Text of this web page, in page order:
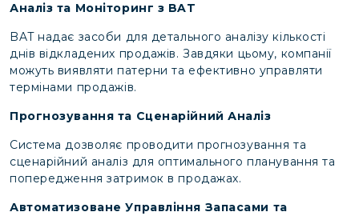
Аналіз та Моніторинг з BAT
BAT надає засоби для детального аналізу кількості
днів відкладених продажів. Завдяки цьому, компанії
можуть виявляти патерни та ефективно управляти
термінами продажів.
Прогнозування та Сценарійний Аналіз
Система дозволяє проводити прогнозування та
сценарійний аналіз для оптимального планування та
попередження затримок в продажах.
Автоматизоване Управління Запасами та